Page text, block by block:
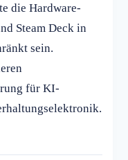
die Hardware-
Steam Deck in
sein.
für KI-